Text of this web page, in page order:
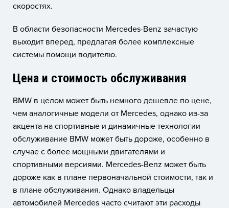
скоростях.
В области безопасности Mercedes-Benz зачастую
выходит вперед, предлагая более комплексные
системы помощи водителю.
Цена и стоимость обслуживания
BMW в целом может быть немного дешевле по цене,
чем аналогичные модели от Mercedes, однако из-за
акцента на спортивные и динамичные технологии
обслуживание BMW может быть дороже, особенно в
случае с более мощными двигателями и
спортивными версиями. Mercedes-Benz может быть
дороже как в плане первоначальной стоимости, так и
в плане обслуживания. Однако владельцы
автомобилей Mercedes часто считают эти расходы